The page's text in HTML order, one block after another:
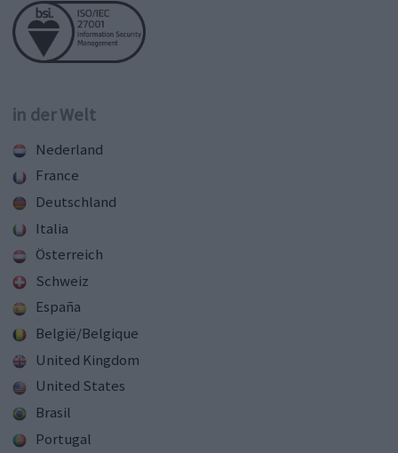
in der Welt
Nederland
France
Deutschland
Italia
Österreich
Schweiz
España
België/Belgique
United Kingdom
United States
Brasil
Portugal